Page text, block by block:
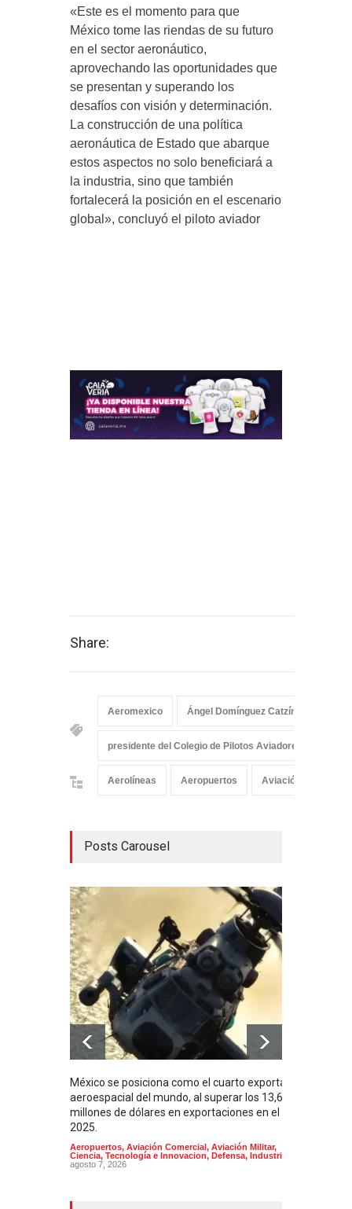
«Este es el momento para que
México tome las riendas de su futuro
en el sector aeronáutico,
aprovechando las oportunidades que
se presentan y superando los
desafíos con visión y determinación.
La construcción de una política
aeronáutica de Estado que abarque
estos aspectos no solo beneficiará a
la industria, sino que también
fortalecerá la posición en el escenario
global», concluyó el piloto aviador
Share:
Aeromexico Ángel Domínguez Catzín
presidente del Colegio de Pilotos Aviadores de México
Aerolíneas Aeropuertos Aviación Comercial
Posts Carousel
México se posiciona como el cuarto exportador
aeroespacial del mundo, al superar los 13,600
millones de dólares en exportaciones en el
2025.
Aeropuertos, Aviación Comercial, Aviación Militar,
Ciencia, Tecnología e Innovacion, Defensa, Industria
agosto 7, 2026